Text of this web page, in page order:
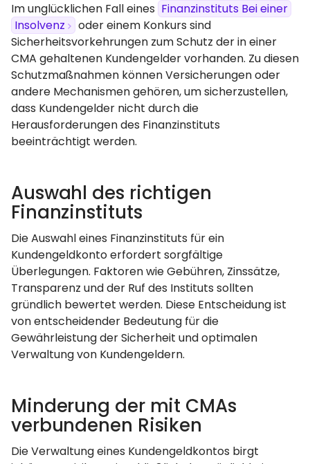
Im unglücklichen Fall eines Finanzinstituts Bei einer
Insolvenz
oder einem Konkurs sind
Sicherheitsvorkehrungen zum Schutz der in einer
CMA gehaltenen Kundengelder vorhanden. Zu diesen
Schutzmaßnahmen können Versicherungen oder
andere Mechanismen gehören, um sicherzustellen,
dass Kundengelder nicht durch die
Herausforderungen des Finanzinstituts
beeinträchtigt werden.
Auswahl des richtigen
Finanzinstituts
Die Auswahl eines Finanzinstituts für ein
Kundengeldkonto erfordert sorgfältige
Überlegungen. Faktoren wie Gebühren, Zinssätze,
Transparenz und der Ruf des Instituts sollten
gründlich bewertet werden. Diese Entscheidung ist
von entscheidender Bedeutung für die
Gewährleistung der Sicherheit und optimalen
Verwaltung von Kundengeldern.
Minderung der mit CMAs
verbundenen Risiken
Die Verwaltung eines Kundengeldkontos birgt